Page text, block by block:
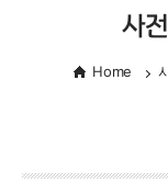
사
Home